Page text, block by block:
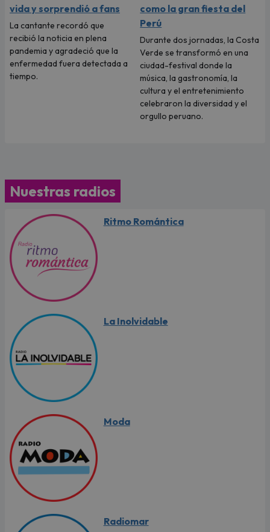
vida y sorprendió a fans
La cantante recordó que
recibió la noticia en plena
pandemia y agradeció que la
enfermedad fuera detectada a
tiempo.
como la gran fiesta del
Perú
Durante dos jornadas, la Costa
Verde se transformó en una
ciudad-festival donde la
música, la gastronomía, la
cultura y el entretenimiento
celebraron la diversidad y el
orgullo peruano.
Nuestras radios
Ritmo Romántica
La Inolvidable
Moda
Radiomar